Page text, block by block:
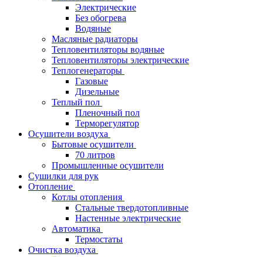
Электрические
Без обогрева
Водяные
Масляные радиаторы
Тепловентиляторы водяные
Тепловентиляторы электрические
Теплогенераторы
Газовые
Дизельные
Теплый пол
Пленочный пол
Терморегулятор
Осушители воздуха
Бытовые осушители
70 литров
Промышленные осушители
Сушилки для рук
Отопление
Котлы отопления
Стальные твердотопливные
Настенные электрические
Автоматика
Термостаты
Очистка воздуха